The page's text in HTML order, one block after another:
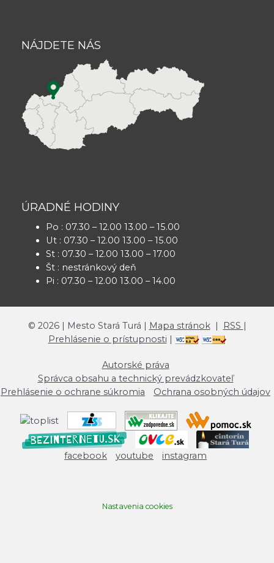
NÁJDETE NÁS
ÚRADNÉ HODINY
Po : 07.30 – 12.00 13.00 – 15.00
Ut : 07.30 – 12.00 13.00 – 15.00
St : 07.30 – 12.00 13.00 – 17.00
Št : nestránkový deň
Pi : 07.30 – 12.00 13.00 – 14.00
© 2026| Mesto Stará Turá | Mapa stránok| RSS |
Prehlásenie o prístupnosti |
Autorské práva
Správca obsahu a technický prevádzkovateľ
Prehlásenie o ochrane súkromia
Ochrana osobných údajov
facebook youtube instagram
Nastavenia cookies